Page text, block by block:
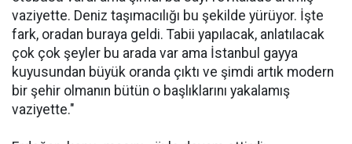
vaziyette. Deniz taşımacılığı bu şekilde yürüyor. İşte
fark, oradan buraya geldi. Tabii yapılacak, anlatılacak
çok çok şeyler bu arada var ama İstanbul gayya
kuyusundan büyük oranda çıktı ve şimdi artık modern
bir şehir olmanın bütün o başlıklarını yakalamış
vaziyette."